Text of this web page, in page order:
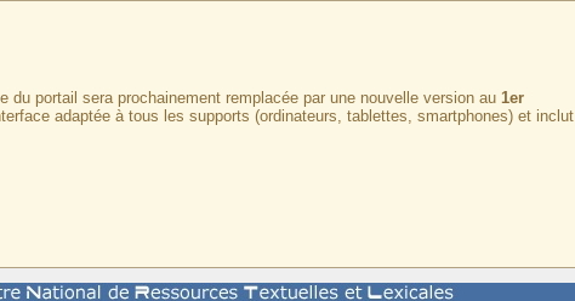
portail sera prochainement remplacée par une nouvelle version au 1er
adaptée à tous les supports (ordinateurs, tablettes, smartphones) et inclut